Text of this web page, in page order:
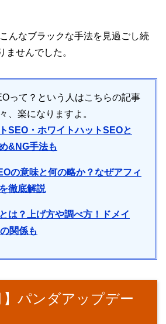
んなブラックな手法を見過ごし続
ませんでした。
って？という人はこちらの記事
、楽になりますよ。
SEO・ホワイトハットSEOと
&NG手法も
の意味と何の略か？なぜアフィ
徹底解説
は？上げ方や調べ方！ドメイ
関係も
】パンダアップデー